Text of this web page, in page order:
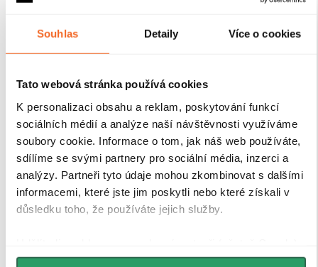
Souhlas Detaily Více o cookies
Tato webová stránka používá cookies
K personalizaci obsahu a reklam, poskytování funkcí
sociálních médií a analýze naší návštěvnosti využíváme
soubory cookie. Informace o tom, jak náš web používáte,
sdílíme se svými partnery pro sociální média, inzerci a
analýzy. Partneři tyto údaje mohou zkombinovat s dalšími
informacemi, které jste jim poskytli nebo které získali v
důsledku toho, že používáte jejich služby.
můžeme používat cookies pro analytiku a
odolnými hliníkovými profily o výšce 200 cm a
stabilitu celé konstrukce. Díky
kompenzaci
drobných nerovností stěn
úpravanavíc garantuje dlouhou životnost i při
prostředí..